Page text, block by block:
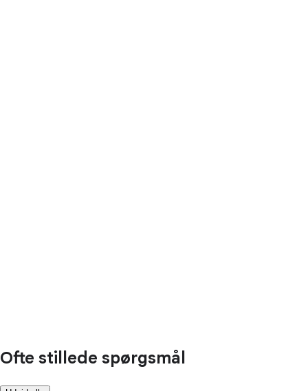
Ofte stillede spørgsmål